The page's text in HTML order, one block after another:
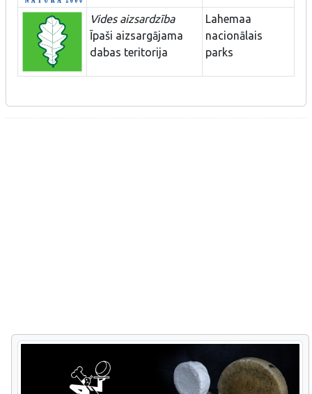
Vides aizsardzība
Īpaši aizsargājama
dabas teritorija
Lahemaa
nacionālais
parks